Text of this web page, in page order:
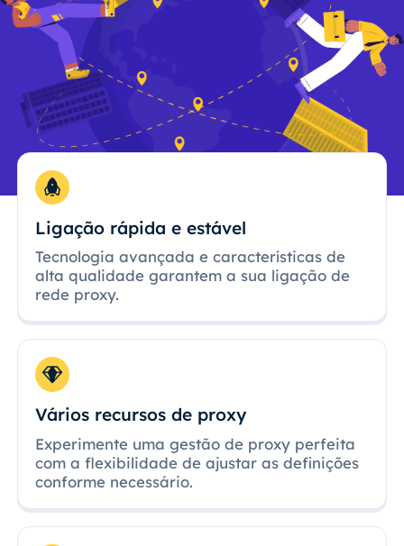
Ligação rápida e estável
Tecnologia avançada e características de
alta qualidade garantem a sua ligação de
rede proxy.
Vários recursos de proxy
Experimente uma gestão de proxy perfeita
com a flexibilidade de ajustar as definições
conforme necessário.